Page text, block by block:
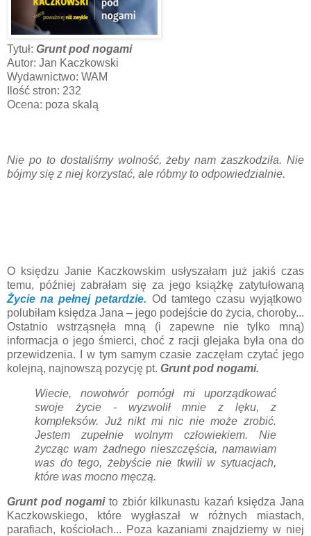
Tytuł: Grunt pod nogami
Autor: Jan Kaczkowski
Wydawnictwo: WAM
Ilość stron: 232
Ocena: poza skalą
Nie po to dostaliśmy wolność, żeby nam zaszkodziła. Nie
bójmy się z niej korzystać, ale róbmy to odpowiedzialnie.
O księdzu Janie Kaczkowskim usłyszałam już jakiś czas
temu, później zabrałam się za jego książkę zatytułowaną
Życie na pełnej petardzie. Od tamtego czasu wyjątkowo
polubiłam księdza Jana – jego podejście do życia, choroby...
Ostatnio wstrząsnęła mną (i zapewne nie tylko mną)
informacja o jego śmierci, choć z racji glejaka była ona do
przewidzenia. I w tym samym czasie zaczęłam czytać jego
kolejną, najnowszą pozycję pt. Grunt pod nogami.
Wiecie, nowotwór pomógł mi uporządkować
swoje życie - wyzwolił mnie z lęku, z
kompleksów. Już nikt mi nic nie może zrobić.
Jestem zupełnie wolnym człowiekiem. Nie
życząc wam żadnego nieszczęścia, namawiam
was do tego, żebyście nie tkwili w sytuacjach,
które was mocno męczą.
Grunt pod nogamito zbiór kilkunastu kazań księdza Jana
Kaczkowskiego, które wygłaszał w różnych miastach,
parafiach, kościołach... Poza kazaniami znajdziemy w niej